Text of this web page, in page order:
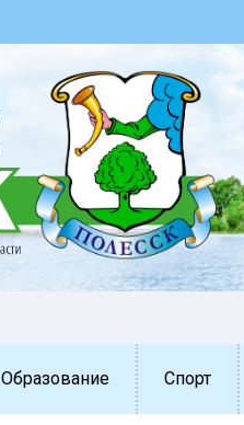
Образование Спорт